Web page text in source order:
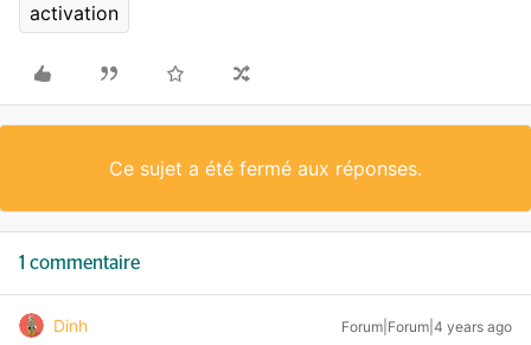
activation
Ce sujet a été fermé aux réponses.
1 commentaire
Dinh Forum|Forum|4 years ago